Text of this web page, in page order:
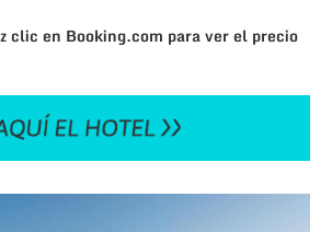
clic en Booking.com para ver el precio